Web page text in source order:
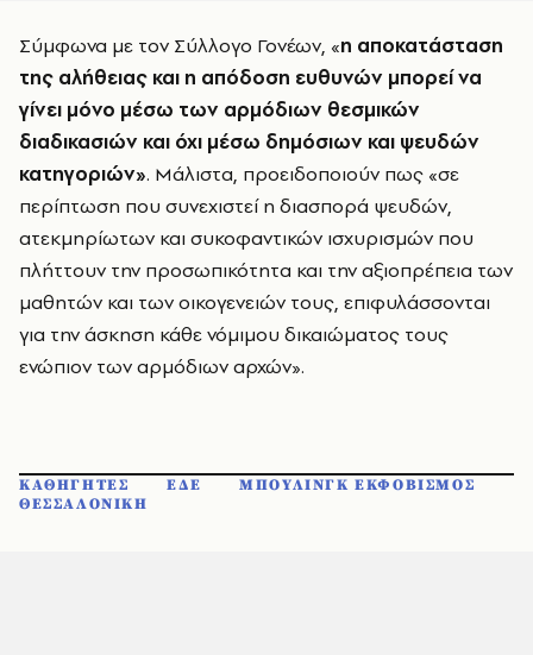
Σύμφωνα με τον Σύλλογο Γονέων, «η αποκατάσταση
της αλήθειας και η απόδοση ευθυνών μπορεί να
γίνει μόνο μέσω των αρμόδιων θεσμικών
διαδικασιών και όχι μέσω δημόσιων και ψευδών
κατηγοριών». Μάλιστα, προειδοποιούν πως «σε
περίπτωση που συνεχιστεί η διασπορά ψευδών,
ατεκμηρίωτων και συκοφαντικών ισχυρισμών που
πλήττουν την προσωπικότητα και την αξιοπρέπεια των
μαθητών και των οικογενειών τους, επιφυλάσσονται
για την άσκηση κάθε νόμιμου δικαιώματος τους
ενώπιον των αρμόδιων αρχών».
ΚΑΘΗΓΗΤΕΣ ΕΔΕ
ΜΠΟΥΛΙΝΓΚ ΕΚΦΟΒΙΣΜΟΣ
ΘΕΣΣΑΛΟΝΙΚΗ